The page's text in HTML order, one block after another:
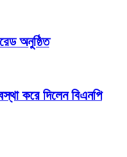
অনুষ্ঠিত
করে দিলেন বিএনপি